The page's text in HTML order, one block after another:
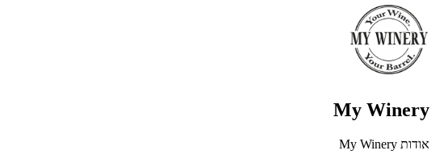
My Winery
אודות My Winery